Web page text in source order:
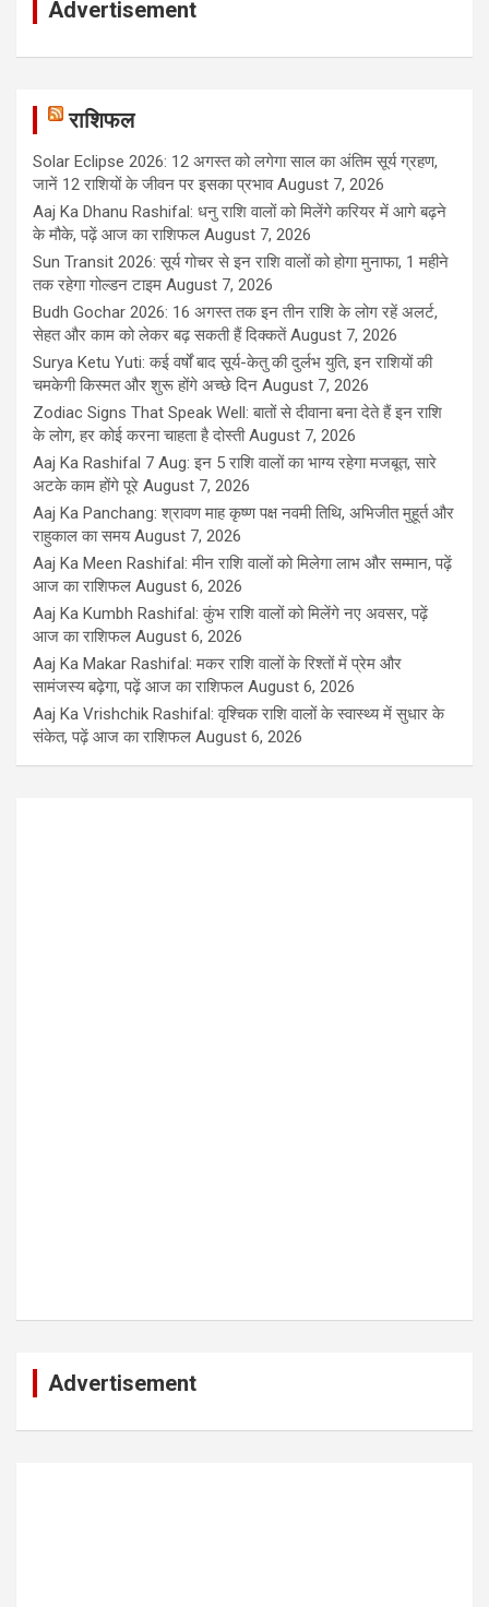
Advertisement
राशिफल
Solar Eclipse 2026: 12 अगस्त को लगेगा साल का अंतिम सूर्य ग्रहण,
जानें 12 राशियों के जीवन पर इसका प्रभाव August 7, 2026
Aaj Ka Dhanu Rashifal: धनु राशि वालों को मिलेंगे करियर में आगे बढ़ने
के मौके, पढ़ें आज का राशिफल August 7, 2026
Sun Transit 2026: सूर्य गोचर से इन राशि वालों को होगा मुनाफा, 1 महीने
तक रहेगा गोल्डन टाइम August 7, 2026
Budh Gochar 2026: 16 अगस्त तक इन तीन राशि के लोग रहें अलर्ट,
सेहत और काम को लेकर बढ़ सकती हैं दिक्कतें August 7, 2026
Surya Ketu Yuti: कई वर्षों बाद सूर्य-केतु की दुर्लभ युति, इन राशियों की
चमकेगी किस्मत और शुरू होंगे अच्छे दिन August 7, 2026
Zodiac Signs That Speak Well: बातों से दीवाना बना देते हैं इन राशि
के लोग, हर कोई करना चाहता है दोस्ती August 7, 2026
Aaj Ka Rashifal 7 Aug: इन 5 राशि वालों का भाग्य रहेगा मजबूत, सारे
अटके काम होंगे पूरे August 7, 2026
Aaj Ka Panchang: श्रावण माह कृष्ण पक्ष नवमी तिथि, अभिजीत मुहूर्त और
राहुकाल का समय August 7, 2026
Aaj Ka Meen Rashifal: मीन राशि वालों को मिलेगा लाभ और सम्मान, पढ़ें
आज का राशिफल August 6, 2026
Aaj Ka Kumbh Rashifal: कुंभ राशि वालों को मिलेंगे नए अवसर, पढ़ें
आज का राशिफल August 6, 2026
Aaj Ka Makar Rashifal: मकर राशि वालों के रिश्तों में प्रेम और
सामंजस्य बढ़ेगा, पढ़ें आज का राशिफल August 6, 2026
Aaj Ka Vrishchik Rashifal: वृश्चिक राशि वालों के स्वास्थ्य में सुधार के
संकेत, पढ़ें आज का राशिफल August 6, 2026
Advertisement